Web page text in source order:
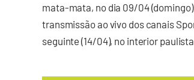
mata-mata, no dia 09/04
transmissão ao vivo dos canais
seguinte (14/04), no interior